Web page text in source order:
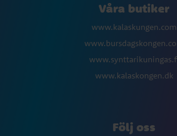
Våra butiker
www.kalaskungen.com
www.kalaskongen.dk
Följ oss